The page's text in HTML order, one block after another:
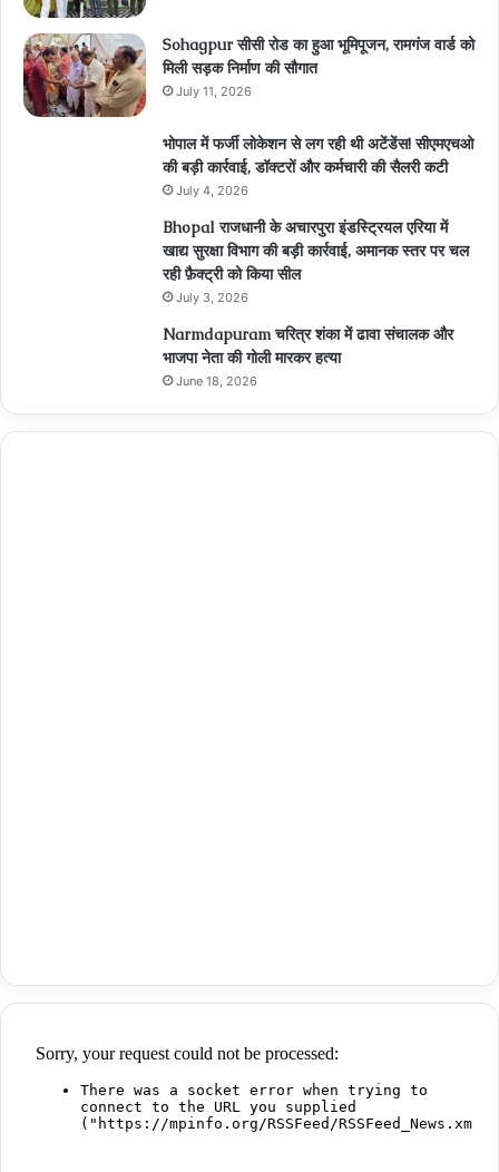
Sohagpur सीसी रोड का हुआ भूमिपूजन, रामगंज वार्ड को
मिली सड़क निर्माण की सौगात
July 11, 2026
भोपाल में फर्जी लोकेशन से लग रही थी अटेंडेंस! सीएमएचओ
की बड़ी कार्रवाई, डॉक्टरों और कर्मचारी की सैलरी कटी
July 4, 2026
Bhopal राजधानी के अचारपुरा इंडस्ट्रियल एरिया में
खाद्य सुरक्षा विभाग की बड़ी कार्रवाई, अमानक स्तर पर चल
रही फ़ैक्ट्री को किया सील
July 3, 2026
Narmdapuram चरित्र शंका में ढावा संचालक और
भाजपा नेता की गोली मारकर हत्या
June 18, 2026